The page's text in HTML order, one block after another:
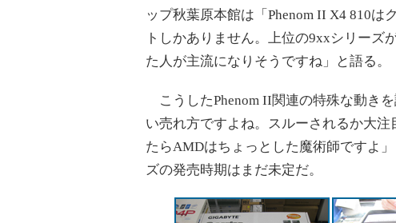
ップ秋葉原本館は「Phenom II X4 810
トしかありません。上位の9xxシリーズ
た人が主流になりそうですね」と語る。
こうしたPhenom II関連の特殊な動き
い売れ方ですよね。スルーされるか大
たらAMDはちょっとした魔術師ですよ
ズの発売時期はまだ未定だ。